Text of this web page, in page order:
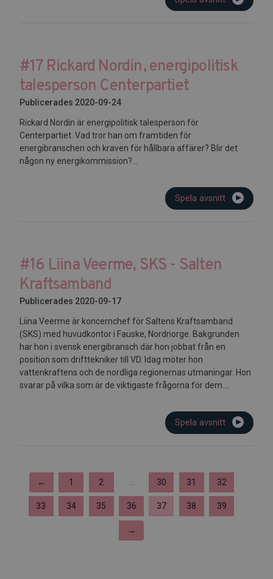
#17 Rickard Nordin, energipolitisk
talesperson Centerpartiet
Publicerades 2020-09-24
Rickard Nordin är energipolitisk talesperson för
Centerpartiet. Vad tror han om framtiden för
energibranschen och kraven för hållbara affärer? Blir det
någon ny energikommission?...
Spela avsnitt
#16 Liina Veerme, SKS - Salten
Kraftsamband
Publicerades 2020-09-17
Liina Veerme är koncernchef för Saltens Kraftsamband
(SKS) med huvudkontor i Fauske, Nordnorge. Bakgrunden
har hon i svensk energibransch där hon jobbat från en
position som drifttekniker till VD. Idag möter hon
vattenkraftens och de nordliga regionernas utmaningar. Hon
svarar på vilka som är de viktigaste frågorna för dem....
Spela avsnitt
← 1 2 30 31 32
33 34 35 36 37 38 39
→